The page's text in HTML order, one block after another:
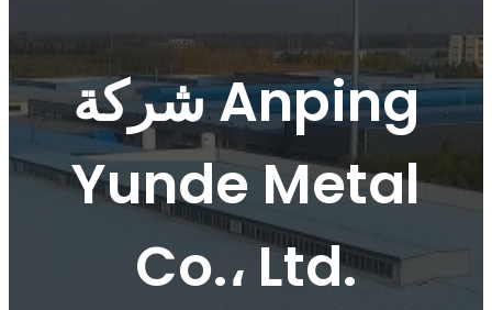
شركة Anping
Yunde Metal
Co.، Ltd.